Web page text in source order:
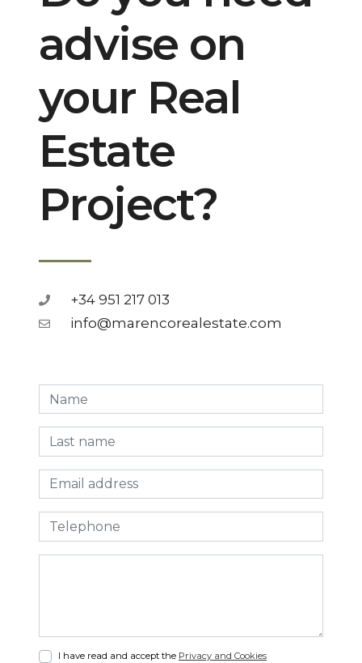
I have read and accept the Privacy and Cookies
advise on
your Real
Estate
Project?
+34 951 217 013
info@marencorealestate.com